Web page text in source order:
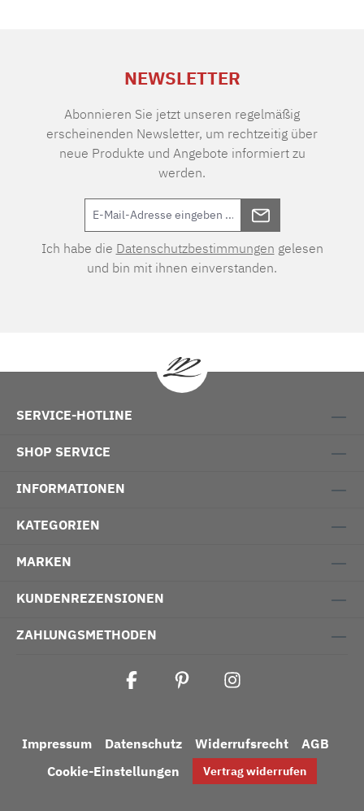
NEWSLETTER
Abonnieren Sie jetzt unseren regelmäßig
erscheinenden Newsletter, um rechtzeitig über
neue Produkte und Angebote informiert zu
werden.
Ich habe die Datenschutzbestimmungen gelesen
und bin mit ihnen einverstanden.
SERVICE-HOTLINE
SHOP SERVICE
INFORMATIONEN
KATEGORIEN
MARKEN
KUNDENREZENSIONEN
ZAHLUNGSMETHODEN
Impressum Datenschutz Widerrufsrecht
AGB
Cookie-Einstellungen
Vertrag widerrufen